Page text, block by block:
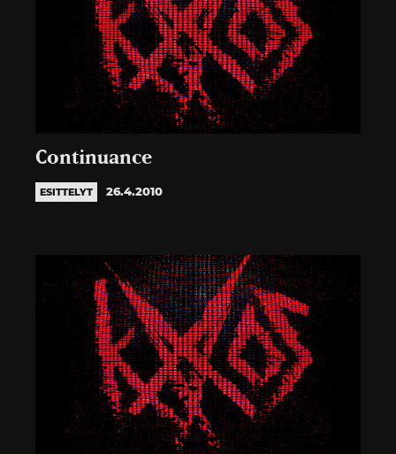
Continuance
ESITTELYT 26.4.2010